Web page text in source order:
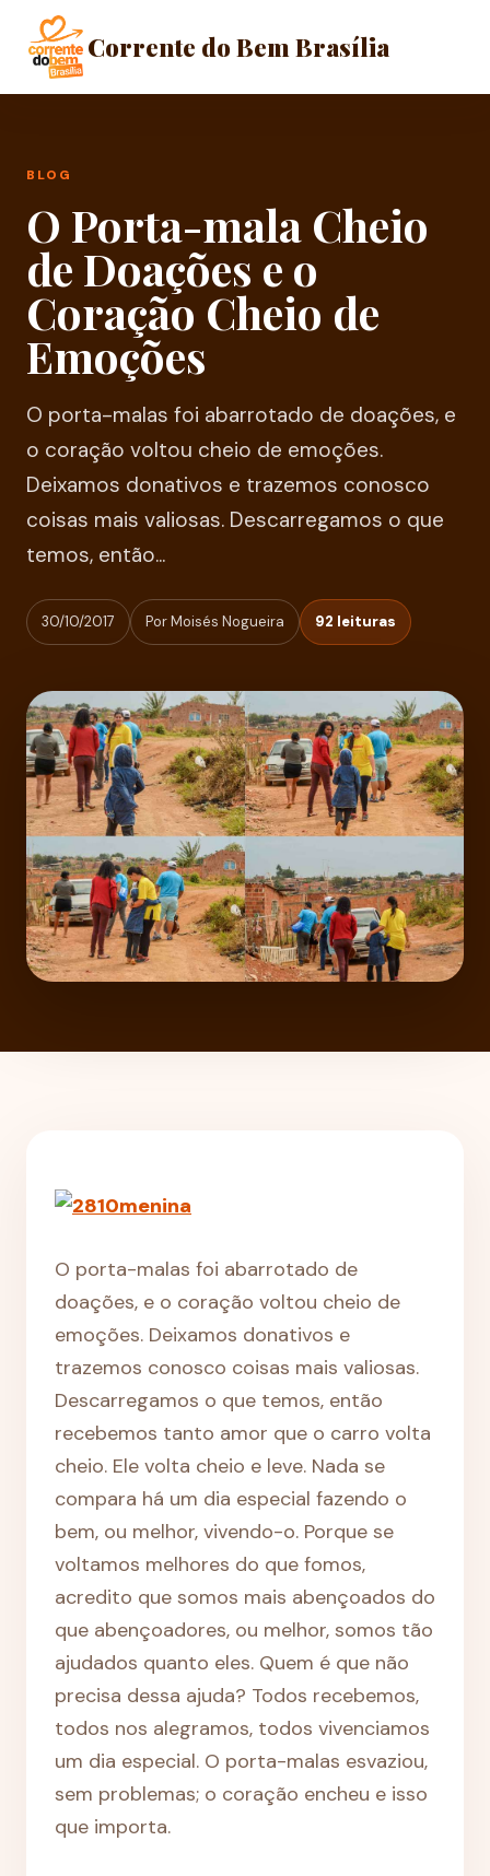
Corrente do Bem Brasília
BLOG
O Porta-mala Cheio
de Doações e o
Coração Cheio de
Emoções
O porta-malas foi abarrotado de doações, e
o coração voltou cheio de emoções.
Deixamos donativos e trazemos conosco
coisas mais valiosas. Descarregamos o que
temos, então...
30/10/2017 Por Moisés Nogueira 92 leituras
O porta-malas foi abarrotado de
doações, e o coração voltou cheio de
emoções. Deixamos donativos e
trazemos conosco coisas mais valiosas.
Descarregamos o que temos, então
recebemos tanto amor que o carro volta
cheio. Ele volta cheio e leve. Nada se
compara há um dia especial fazendo o
bem, ou melhor, vivendo-o. Porque se
voltamos melhores do que fomos,
acredito que somos mais abençoados do
que abençoadores, ou melhor, somos tão
ajudados quanto eles. Quem é que não
precisa dessa ajuda? Todos recebemos,
todos nos alegramos, todos vivenciamos
um dia especial. O porta-malas esvaziou,
sem problemas; o coração encheu e isso
que importa.